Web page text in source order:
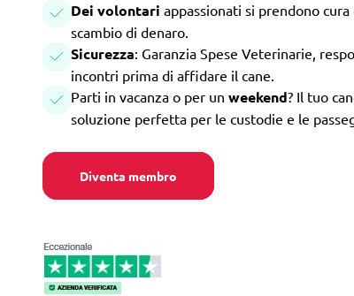
Dei volontari appassionati si prendono
scambio di denaro.
Sicurezza: Garanzia Spese Veterinarie,
incontri prima di affidare il cane.
Parti in vacanza o per un weekend? Il tuo
soluzione perfetta per le custodie e le
Diventa membro